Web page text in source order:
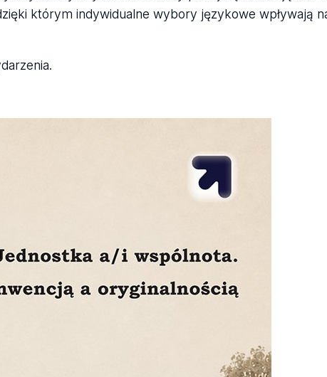
którym indywidualne wybory językowe wpływają